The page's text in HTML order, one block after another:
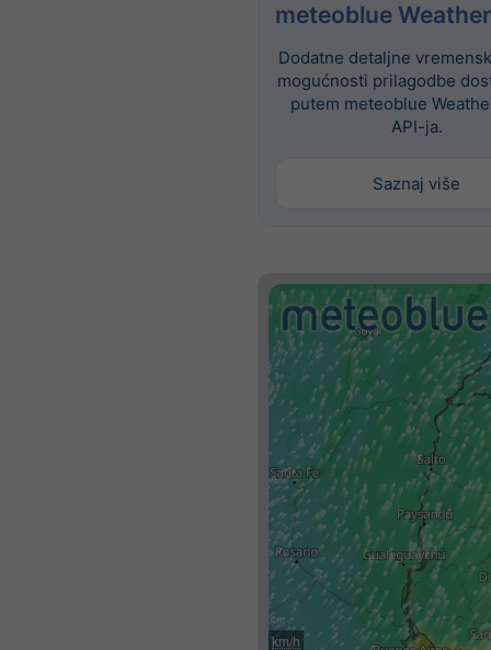
meteoblue
Dodatne detaljne
mogućnosti prilagodbe
putem meteoblue
API-ja.
Saznaj više